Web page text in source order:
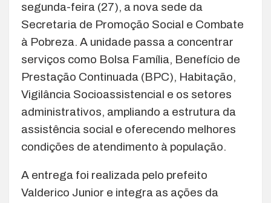
segunda-feira (27), a nova sede da
Secretaria de Promoção Social e Combate
à Pobreza. A unidade passa a concentrar
serviços como Bolsa Família, Benefício de
Prestação Continuada (BPC), Habitação,
Vigilância Socioassistencial e os setores
administrativos, ampliando a estrutura da
assistência social e oferecendo melhores
condições de atendimento à população.
A entrega foi realizada pelo prefeito
Valderico Junior e integra as ações da